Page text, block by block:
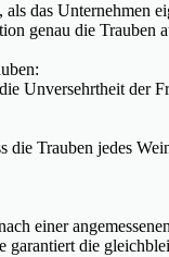
als das Unternehmen
genau die Trauben
Unversehrtheit der
die Trauben jedes
einer
garantiert die